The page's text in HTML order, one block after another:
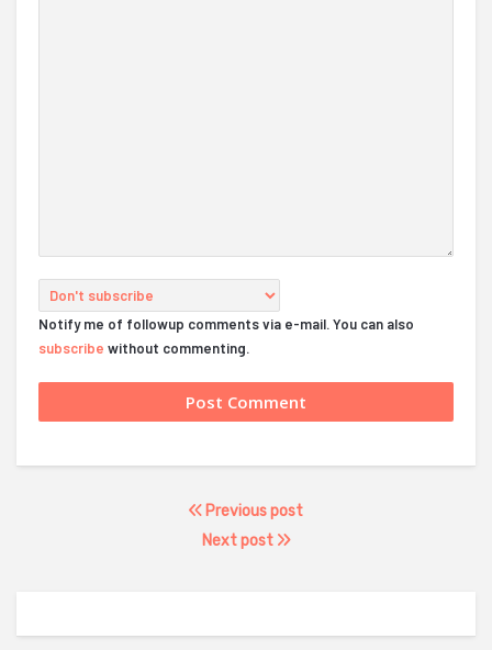
Notify me of followup comments via e-mail. You can also
subscribe without commenting.
Previous post
Next post